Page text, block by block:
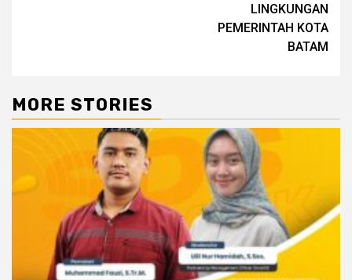
LINGKUNGAN
PEMERINTAH KOTA
BATAM
MORE STORIES